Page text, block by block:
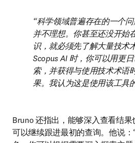
科学领域普遍存在的一个
并不理想。你甚至还没开始
识，就必须先了解大量技术
Scopus AI 时，你可以用更
索，并获得与使用技术术语
果。我认为这是使用该工具
Bruno 还指出，能够深入查看结
可以继续跟进最初的查询。他说